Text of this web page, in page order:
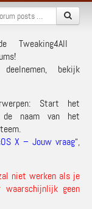
Tweaking4All
bekijk
Start het
de naam van het
X – Jouw vraag“,
niet werken als je
geen